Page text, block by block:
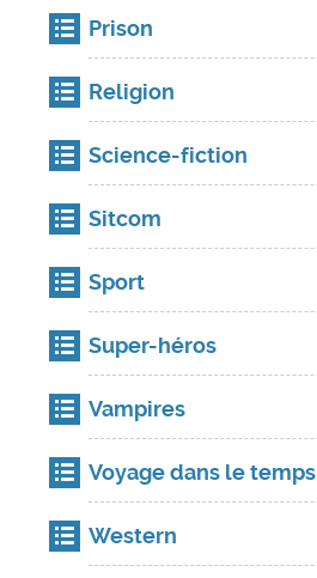
Prison
Religion
Science-fiction
Sitcom
Sport
Super-héros
Vampires
Voyage dans le temps
Western